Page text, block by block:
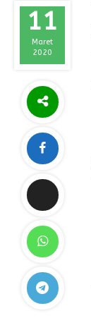
11
Maret
2020